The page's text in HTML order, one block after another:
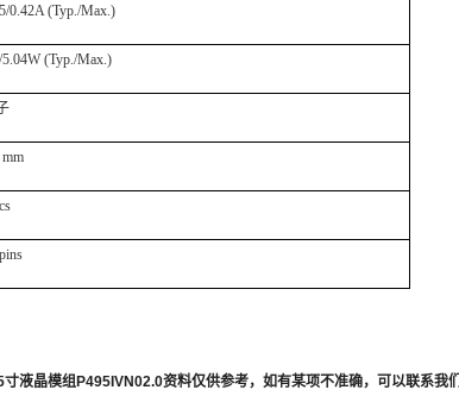
0.42A (Typ./Max.)
5.04W (Typ./Max.)
寸液晶模组P495IVN02.0资料仅供参考，如有某项不准确，可以联系我